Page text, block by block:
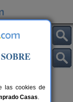
las cookies de
Casas.